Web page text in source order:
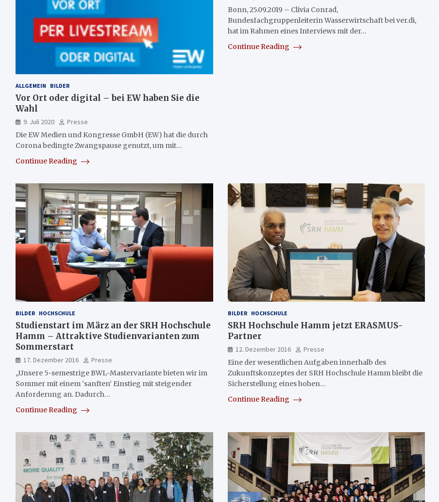
ALLGEMEIN BILDER
Vor Ort oder digital – bei EW haben Sie die
Wahl
9. Juli 2020
Presse
Die EW Medien und Kongresse GmbH (EW) hat die durch
Corona bedingte Zwangspause genutzt, um mit…
Continue Reading
Bonn, 25.09.2019 – Clivia Conrad,
Bundesfachgruppenleiterin Wasserwirtschaft bei ver.di,
hat im Rahmen eines Interviews mit der…
Continue Reading
BILDER HOCHSCHULE
Studienstart im März an der SRH Hochschule
Hamm – Attraktive Studienvarianten zum
Sommerstart
17. Dezember 2016
Presse
„Unsere 5-semestrige BWL-Mastervariante bieten wir im
Sommer mit einem ‘sanften‘ Einstieg mit steigender
Anforderung an. Dadurch…
Continue Reading
BILDER HOCHSCHULE
SRH Hochschule Hamm jetzt ERASMUS-
Partner
12. Dezember 2016
Presse
Eine der wesentlichen Aufgaben innerhalb des
Zukunftskonzeptes der SRH Hochschule Hamm bleibt die
Sicherstellung eines hohen…
Continue Reading